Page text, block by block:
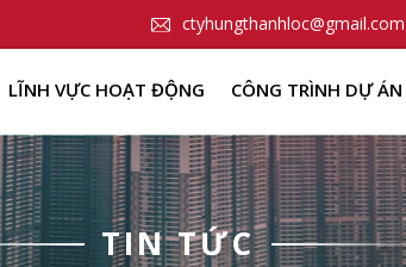
ctyhungthanhloc@gmail.com
LĨNH VỰC HOẠT ĐỘNG CÔNG TRÌNH DỰ ÁN
TIN TỨC